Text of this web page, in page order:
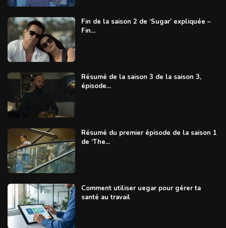
Fin de la saison 2 de ‘Sugar’ expliquée –
Fin...
Résumé de la saison 3 de la saison 3,
épisode...
Résumé du premier épisode de la saison 1
de ‘The...
Comment utiliser uegar pour gérer ta
santé au travail